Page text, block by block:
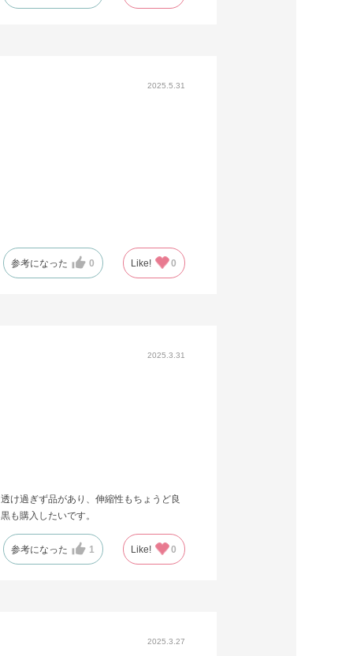
2025.5.31
参考になった 0 Like! 0
2025.3.31
け過ぎず品があり、伸縮性もちょうど良
も購入したいです。
参考になった 1 Like! 0
2025.3.27